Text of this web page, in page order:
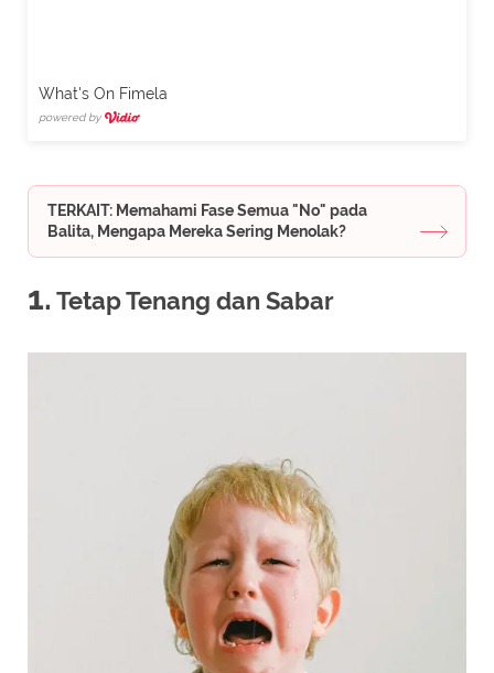
What's On Fimela
powered by
TERKAIT: Memahami Fase Semua "No" pada
Balita, Mengapa Mereka Sering Menolak?
1. Tetap Tenang dan Sabar